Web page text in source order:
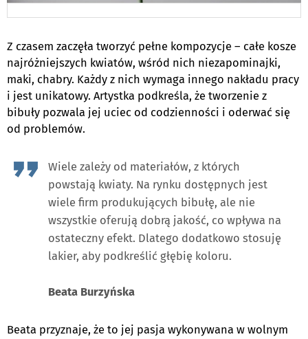
Z czasem zaczęła tworzyć pełne kompozycje – całe kosze
najróżniejszych kwiatów, wśród nich niezapominajki,
maki, chabry. Każdy z nich wymaga innego nakładu pracy
i jest unikatowy. Artystka podkreśla, że tworzenie z
bibuły pozwala jej uciec od codzienności i oderwać się
od problemów.
Wiele zależy od materiałów, z których
powstają kwiaty. Na rynku dostępnych jest
wiele firm produkujących bibułę, ale nie
wszystkie oferują dobrą jakość, co wpływa na
ostateczny efekt. Dlatego dodatkowo stosuję
lakier, aby podkreślić głębię koloru.
Beata Burzyńska
Beata przyznaje, że to jej pasja wykonywana w wolnym